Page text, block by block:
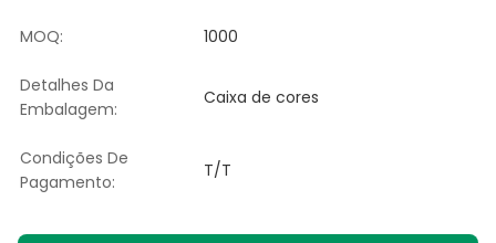
MOQ: 1000
Detalhes Da
Embalagem:
Caixa de cores
Condições De
Pagamento:
T/T